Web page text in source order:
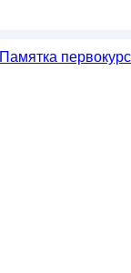
Памятка